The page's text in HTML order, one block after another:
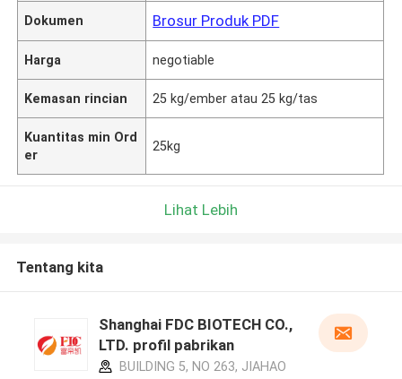
Dokumen Brosur Produk PDF
Harga negotiable
Kemasan rincian 25 kg/ember atau 25 kg/tas
Kuantitas min Ord
er
25kg
Lihat Lebih
Tentang kita
Shanghai FDC BIOTECH CO.,
LTD. profil pabrikan
BUILDING 5, NO 263, JIAHAO